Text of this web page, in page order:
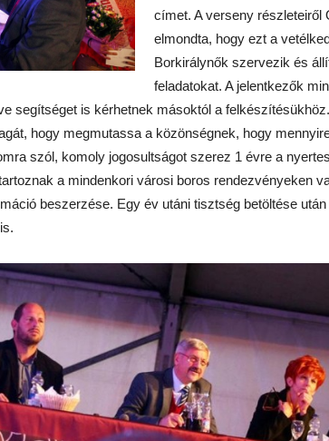
címet. A verseny részleteiről
elmondta, hogy ezt a
Borkirálynők szervezik és
feladatokat. A jelentkezők
segítséget is kérhetnek másoktól a
hogy megmutassa a közönségnek, hogy
szól, komoly jogosultságot szerez 1 évre a
a mindenkori városi boros rendezvényeken
beszerzése. Egy év utáni tisztség betöltése